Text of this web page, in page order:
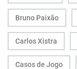
Bruno Paixão
Carlos Xistra
Casos de Jogo